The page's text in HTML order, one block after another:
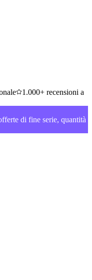
1.000+ recensioni a
di fine serie, quantità